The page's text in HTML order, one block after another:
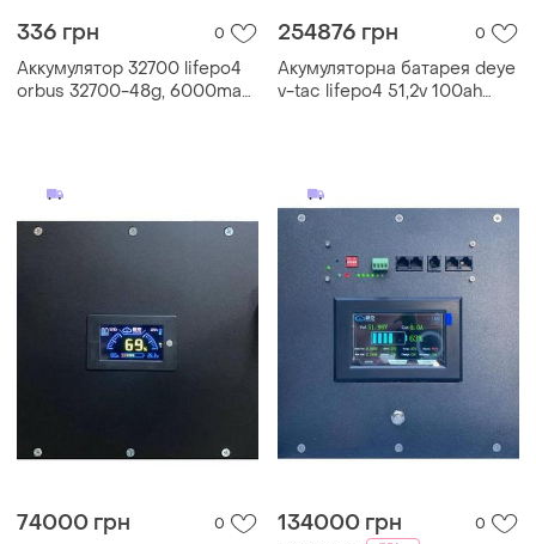
336 грн 0
Аккумулятор 32700 lifepo4
orbus 32700-48g, 6000mah,
254876 грн 0
Акумуляторна батарея deye
v-tac lifepo4 51,2v 100аh
74000 грн 0 134000 грн 0